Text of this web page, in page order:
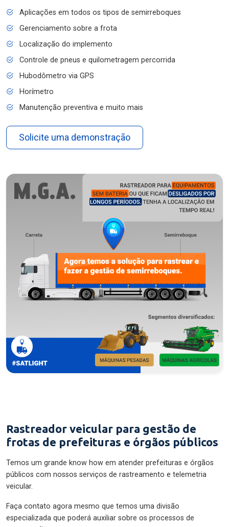
Aplicações em todos os tipos de semirreboques
Gerenciamento sobre a frota
Localização do implemento
Controle de pneus e quilometragem percorrida
Hubodômetro via GPS
Horímetro
Manutenção preventiva e muito mais
Solicite uma demonstração
Rastreador veicular para gestão de
frotas de prefeituras e órgãos públicos
Temos um grande know how em atender prefeituras e órgãos
públicos com nossos serviços de rastreamento e telemetria
veicular.
Faça contato agora mesmo que temos uma divisão
especializada que poderá auxiliar sobre os processos de